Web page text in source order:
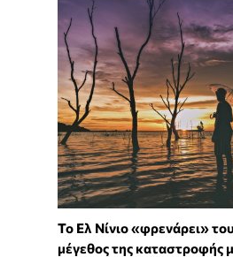
Το Ελ Νίνιο «φρενάρει»
μέγεθος της καταστροφής